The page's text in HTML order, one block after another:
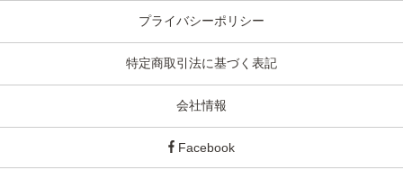
プライバシーポリシー
特定商取引法に基づく表記
会社情報
Facebook